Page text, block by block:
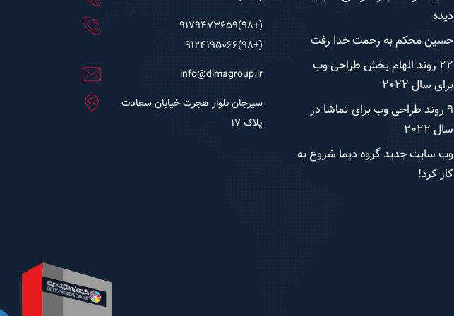
دیده
حسین محکم به رحمت خدا رفت
22 روند الهام بخش طراحی وب
برای سال 2022
9 روند طراحی وب برای تماشا در
سال 2022
وب سایت جدید گروه دیما شروع به
کار کرد!
(+98)9179473659
(+98)9124195066
info@dimagroup.ir
سیرجان بلوار هجرت خیابان سعادت
پلاک ۱۷